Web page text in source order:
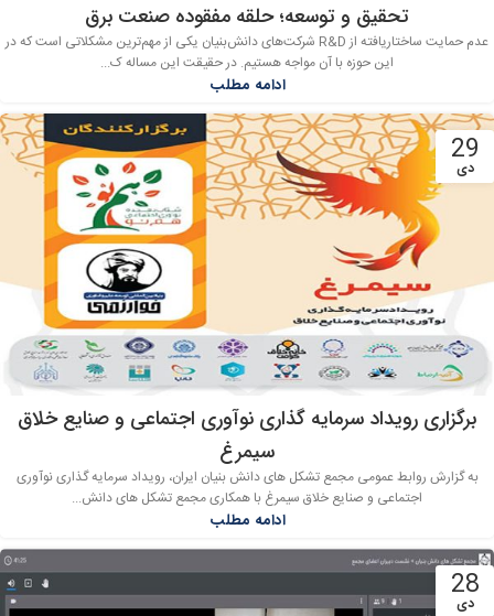
تحقیق و توسعه؛ حلقه مفقوده صنعت برق
عدم حمایت ساختاریافته از R&D شرکت‌های دانش‌بنیان یکی از مهم‌ترین مشکلاتی است که در
این حوزه با آن مواجه هستیم. در حقیقت این مساله ک...
ادامه مطلب
29
دی
برگزاری رویداد سرمایه گذاری نوآوری اجتماعی و صنایع خلاق
سیمرغ
به گزارش روابط عمومی مجمع تشکل های دانش بنیان ایران، رویداد سرمایه گذاری نوآوری
اجتماعی و صنایع خلاق سیمرغ با همکاری مجمع تشکل های دانش...
ادامه مطلب
28
دی